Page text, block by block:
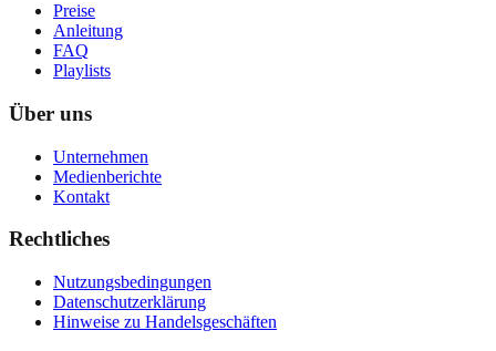
Preise
Anleitung
FAQ
Playlists
Über uns
Unternehmen
Medienberichte
Kontakt
Rechtliches
Nutzungsbedingungen
Datenschutzerklärung
Hinweise zu Handelsgeschäften